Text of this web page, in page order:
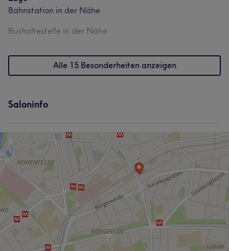
Bahnstation in der Nähe
Bushaltestelle in der Nähe
Alle 15 Besonderheiten anzeigen
Saloninfo